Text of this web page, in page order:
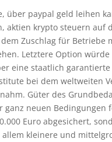
über paypal geld leihen
aktien krypto steuern auf
Zuschlag für
Letztere Option
eine staatlich
bei dem weltweiten
Güter des
ganz neuen
Euro abgesichert,
kleinere und